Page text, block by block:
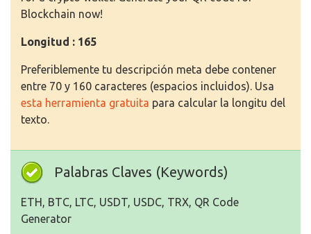
Blockchain now!
Longitud : 165
Preferiblemente tu descripción meta debe contener
entre 70 y 160 caracteres (espacios incluidos). Usa
esta herramienta gratuita para calcular la longitu del
texto.
Palabras Claves (Keywords)
ETH, BTC, LTC, USDT, USDC, TRX, QR Code
Generator